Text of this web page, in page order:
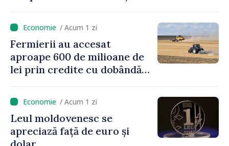
energetică a blocurilor
locative
/ Acum 1 zi
Fermierii au accesat
aproape 600 de milioane de
lei prin credite cu dobândă
/ Acum 1 zi
Leul moldovenesc se
apreciază față de euro și